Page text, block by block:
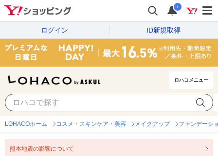
i
ログイン ID新規取得
ロハコメニュー
LOHACOホーム コスメ・スキンケア・美容 メイクアップ ファンデーシ
熊本地震の影響について